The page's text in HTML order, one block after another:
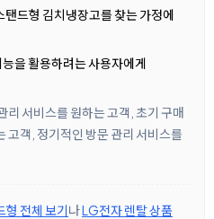
드형 김치냉장고를 찾는 가정에
을 활용하려는 사용자에게
리 서비스를 원하는 고객, 초기 구매
고객, 정기적인 방문 관리 서비스를
형 전체 보기나LG전자 렌탈 상품